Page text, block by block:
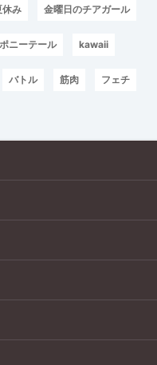
休み 金曜日のチアガール
ポニーテール kawaii
バトル 筋肉 フェチ